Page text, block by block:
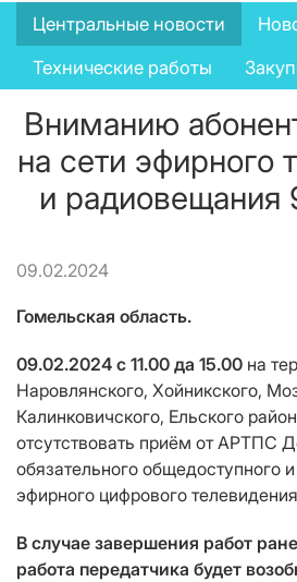
News
menu
Центральные новости
Технические работы
Вниманию
на сети эфирного
и радиовещания
09.02.2024
Гомельская область.
09.02.2024 c 11.00 да 15.00 на
Наровлянского, Хойникского,
Калинковичского, Ельского
отсутствовать приём от АРТПС
обязательного общедоступного
эфирного цифрового
В случае завершения работ
работа передатчика будет